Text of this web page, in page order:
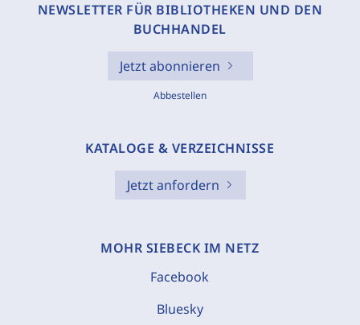
NEWSLETTER FÜR BIBLIOTHEKEN UND DEN
BUCHHANDEL
Jetzt abonnieren
Abbestellen
KATALOGE & VERZEICHNISSE
Jetzt anfordern
MOHR SIEBECK IM NETZ
Facebook
Bluesky